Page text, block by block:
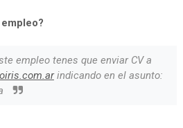
empleo tenes que enviar CV a
indicando en el asunto: